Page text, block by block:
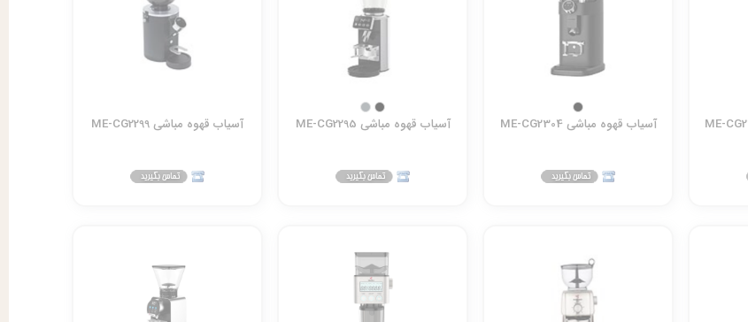
آسیاب قهوه مباشی ME-CG2304 آسیاب قهوه مباشی ME-CG2295 آسیاب قهوه مباشی ME-CG2299